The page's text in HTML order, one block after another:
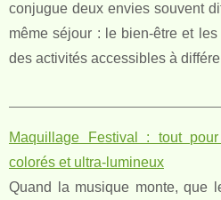
conjugue deux envies souvent
même séjour : le bien-être et
des activités accessibles à
Maquillage Festival : tout
colorés et ultra‑lumineux
Quand la musique monte, que